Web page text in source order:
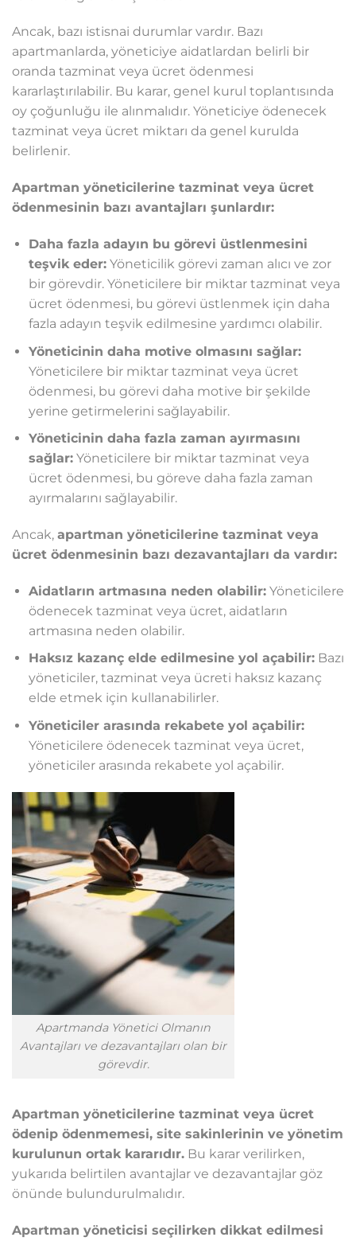
Ancak, bazı istisnai durumlar vardır. Bazı
apartmanlarda, yöneticiye aidatlardan belirli bir
oranda tazminat veya ücret ödenmesi
kararlaştırılabilir. Bu karar, genel kurul toplantısında
oy çoğunluğu ile alınmalıdır. Yöneticiye ödenecek
tazminat veya ücret miktarı da genel kurulda
belirlenir.
Apartman yöneticilerine tazminat veya ücret
ödenmesinin bazı avantajları şunlardır:
Daha fazla adayın bu görevi üstlenmesini
teşvik eder:Yöneticilik görevi zaman alıcı ve zor
bir görevdir. Yöneticilere bir miktar tazminat veya
ücret ödenmesi, bu görevi üstlenmek için daha
fazla adayın teşvik edilmesine yardımcı olabilir.
Yöneticinin daha motive olmasını sağlar:
Yöneticilere bir miktar tazminat veya ücret
ödenmesi, bu görevi daha motive bir şekilde
yerine getirmelerini sağlayabilir.
Yöneticinin daha fazla zaman ayırmasını
sağlar:Yöneticilere bir miktar tazminat veya
ücret ödenmesi, bu göreve daha fazla zaman
ayırmalarını sağlayabilir.
Ancak, apartman yöneticilerine tazminat veya
ücret ödenmesinin bazı dezavantajları da vardır:
Aidatların artmasına neden olabilir:Yöneticilere
ödenecek tazminat veya ücret, aidatların
artmasına neden olabilir.
Haksız kazanç elde edilmesine yol açabilir:Bazı
yöneticiler, tazminat veya ücreti haksız kazanç
elde etmek için kullanabilirler.
Yöneticiler arasında rekabete yol açabilir:
Yöneticilere ödenecek tazminat veya ücret,
yöneticiler arasında rekabete yol açabilir.
Apartmanda Yönetici Olmanın
Avantajları ve dezavantajları olan bir
görevdir.
Apartman yöneticilerine tazminat veya ücret
ödenip ödenmemesi, site sakinlerinin ve yönetim
kurulunun ortak kararıdır. Bu karar verilirken,
yukarıda belirtilen avantajlar ve dezavantajlar göz
önünde bulundurulmalıdır.
Apartman yöneticisi seçilirken dikkat edilmesi